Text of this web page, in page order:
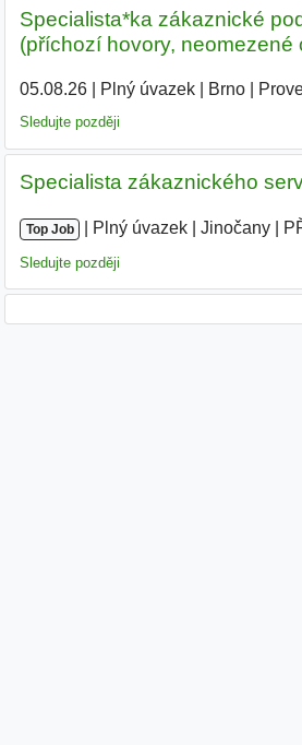
Specialista*ka zákaznické
(příchozí hovory, neomezené
05.08.26| Plný úvazek| Brno|
Sledujte později
Specialista zákaznického
Top Job Plný úvazek Jinočany
Sledujte později